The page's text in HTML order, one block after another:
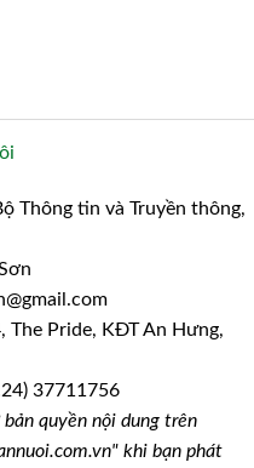
Thông tin và Truyền thông,
The Pride, KĐT An Hưng,
37711756
bản quyền nội dung trên
khi bạn phát